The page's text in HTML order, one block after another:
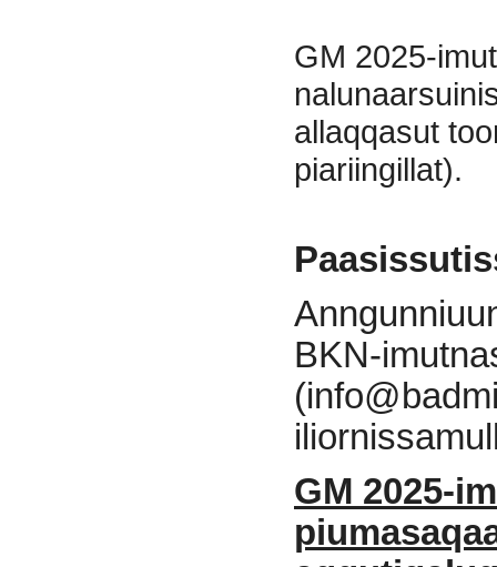
GM 2025-
allaqqasut
piariingillat).
BKN-
GM 2025-